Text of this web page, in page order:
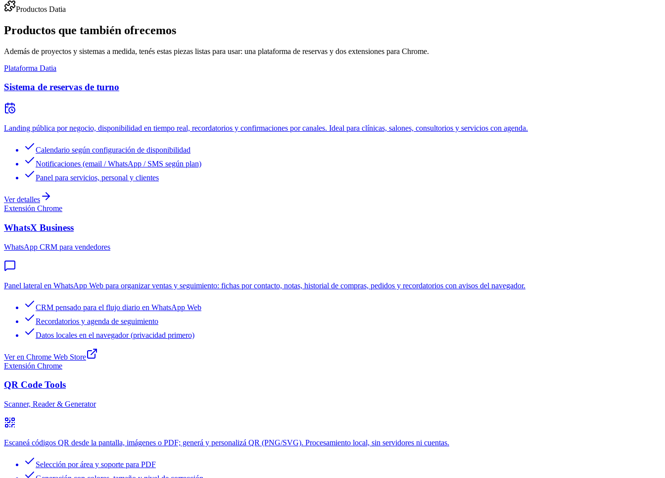
Productos Datia
Productos que también ofrecemos
Además de proyectos y sistemas a medida, tenés estas piezas listas para usar: una plataforma de reservas y dos extensiones para Chrome.
Plataforma Datia
Sistema de reservas de turno
Landing pública por negocio, disponibilidad en tiempo real, recordatorios y confirmaciones por canales. Ideal para clínicas, salones, consultorios y servicios con agenda.
Calendario según configuración de disponibilidad
Notificaciones (email / WhatsApp / SMS según plan)
Panel para servicios, personal y clientes
Ver detalles
Extensión Chrome
WhatsX Business
WhatsApp CRM para vendedores
Panel lateral en WhatsApp Web para organizar ventas y seguimiento: fichas por contacto, notas, historial de compras, pedidos y recordatorios con avisos del navegador.
CRM pensado para el flujo diario en WhatsApp Web
Recordatorios y agenda de seguimiento
Datos locales en el navegador (privacidad primero)
Ver en Chrome Web Store
Extensión Chrome
QR Code Tools
Scanner, Reader & Generator
Escaneá códigos QR desde la pantalla, imágenes o PDF; generá y personalizá QR (PNG/SVG). Procesamiento local, sin servidores ni cuentas.
Selección por área y soporte para PDF